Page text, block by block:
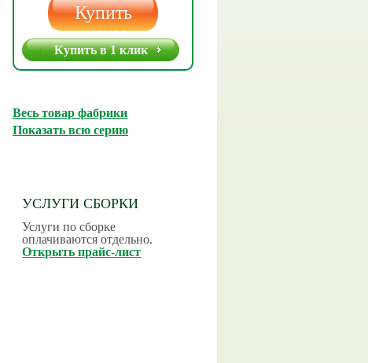
Купить
Купить в 1 клик
Весь товар фабрики
Показать всю серию
УСЛУГИ СБОРКИ
Услуги по сборке
оплачиваются отдельно.
Открыть прайс-лист